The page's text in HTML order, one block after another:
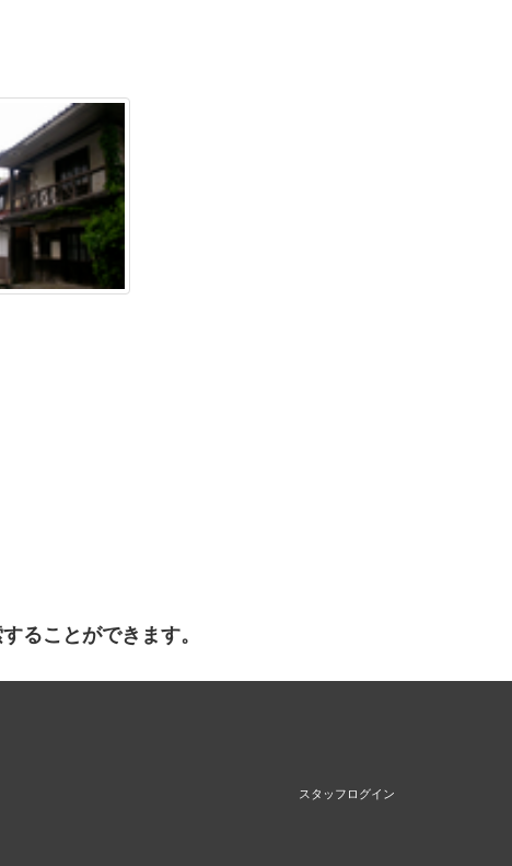
ることができます。
スタッフログイン